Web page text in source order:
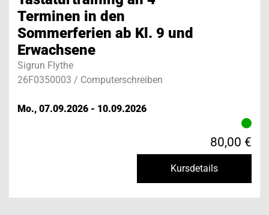
Terminen in den
Sommerferien ab Kl. 9 und
Erwachsene
Sigrun Flythe
26F0350003 / Computerschreiben
Mo., 07.09.2026 - 10.09.2026
80,00 €
Kursdetails